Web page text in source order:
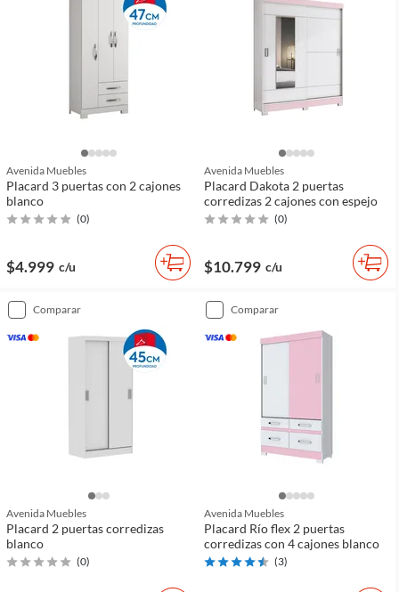
Avenida Muebles
Placard 3 puertas con 2 cajones
blanco
(0)
$4.999 c/u
Avenida Muebles
Placard Dakota 2 puertas
corredizas 2 cajones con espejo
(0)
$10.799 c/u
comparar
Avenida Muebles
Placard 2 puertas corredizas
blanco
(0)
comparar
Avenida Muebles
Placard Río flex 2 puertas
corredizas con 4 cajones blanco
(3)